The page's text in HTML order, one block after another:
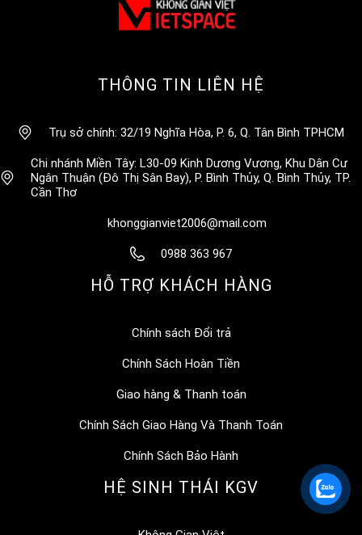
THÔNG TIN LIÊN HỆ
Trụ sở chính: 32/19 Nghĩa Hòa, P. 6, Q. Tân Bình TPHCM
Chi nhánh Miền Tây: L30-09 Kinh Dương Vương, Khu Dân Cư
Ngân Thuận (Đô Thị Sân Bay), P. Bình Thủy, Q. Bình Thủy, TP.
Cần Thơ
khonggianviet2006@mail.com
0988 363 967
HỖ TRỢ KHÁCH HÀNG
Chính sách Đổi trả
Chính Sách Hoàn Tiền
Giao hàng & Thanh toán
Chính Sách Giao Hàng Và Thanh Toán
Chính Sách Bảo Hành
HỆ SINH THÁI KGV